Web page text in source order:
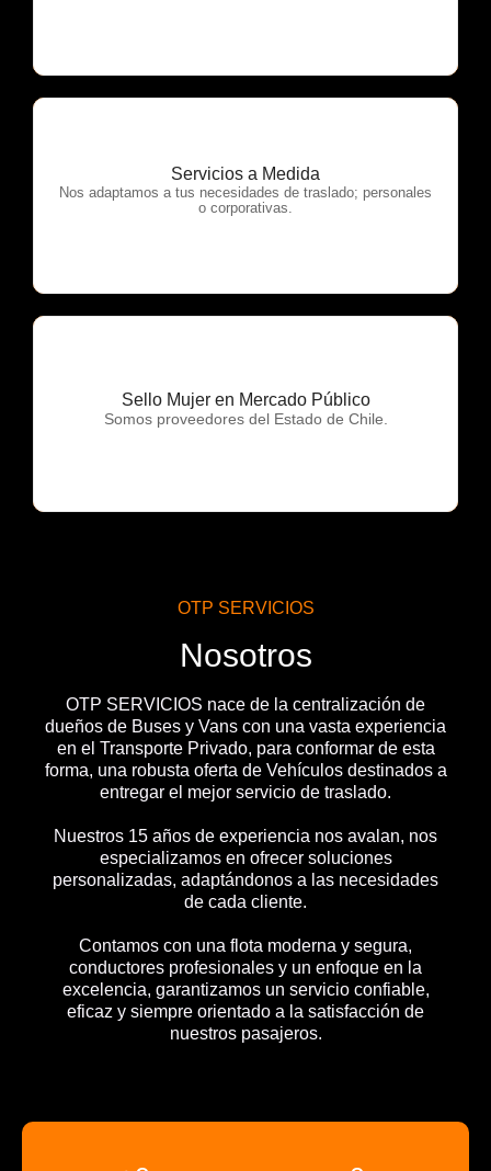
Servicios a Medida
Nos adaptamos a tus necesidades de traslado; personales
o corporativas.
OTP Servicios
Sello Mujer en Mercado Público
Somos proveedores del Estado de Chile.
OTP Servicios
OTP SERVICIOS
Nosotros
OTP SERVICIOS nace de la centralización de
dueños de Buses y Vans con una vasta experiencia
en el Transporte Privado, para conformar de esta
forma, una robusta oferta de Vehículos destinados a
entregar el mejor servicio de traslado.
Nuestros 15 años de experiencia nos avalan, nos
especializamos en ofrecer soluciones
personalizadas, adaptándonos a las necesidades
de cada cliente.
Contamos con una flota moderna y segura,
conductores profesionales y un enfoque en la
excelencia, garantizamos un servicio confiable,
eficaz y siempre orientado a la satisfacción de
nuestros pasajeros.